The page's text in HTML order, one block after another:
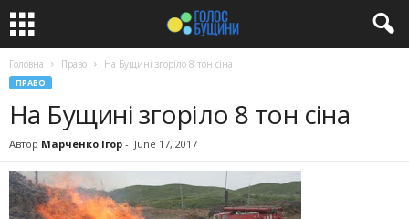
Головна Право На Бущині згоріло 8 тон сіна
ПРАВО
На Бущині згоріло 8 тон сіна
Автор Марченко Ігор - June 17, 2017